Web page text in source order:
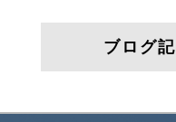
ブログ